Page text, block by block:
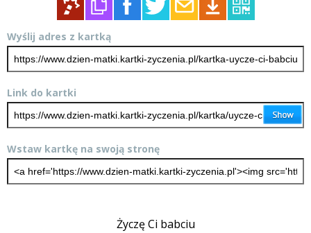
Wyślij adres z kartką
Link do kartki
Wstaw kartkę na swoją stronę
Życzę Ci babciu